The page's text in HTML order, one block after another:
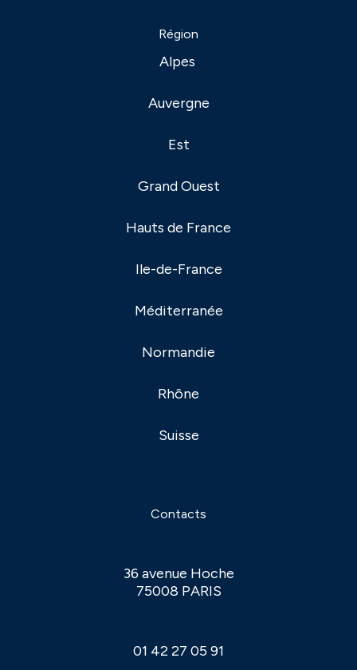
Région
Alpes
Auvergne
Est
Grand Ouest
Hauts de France
Ile-de-France
Méditerranée
Normandie
Rhône
Suisse
Contacts
36 avenue Hoche
75008 PARIS
01 42 27 05 91